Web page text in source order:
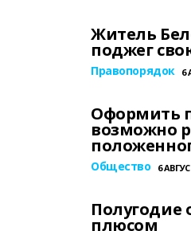
Житель
поджег
Правопорядок 6
Оформить
возможно
Общество 6
Полугодие
плюсом